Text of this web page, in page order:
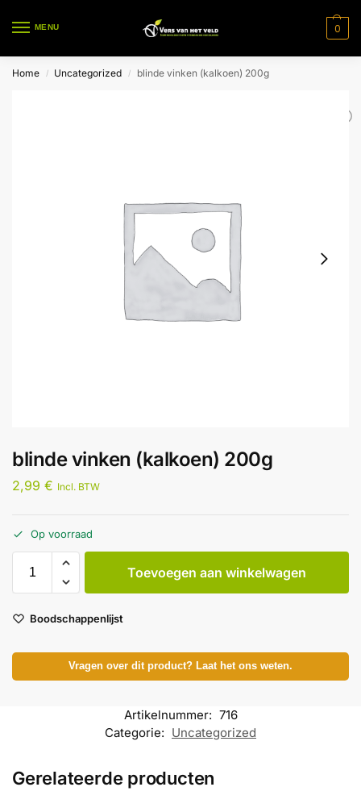
MENU 0
Home / Uncategorized / blinde vinken (kalkoen) 200g
blinde vinken (kalkoen) 200g
2,99 € Incl. BTW
Op voorraad
Toevoegen aan winkelwagen
Boodschappenlijst
Vragen over dit product? Laat het ons weten.
Artikelnummer: 716
Categorie: Uncategorized
Gerelateerde producten